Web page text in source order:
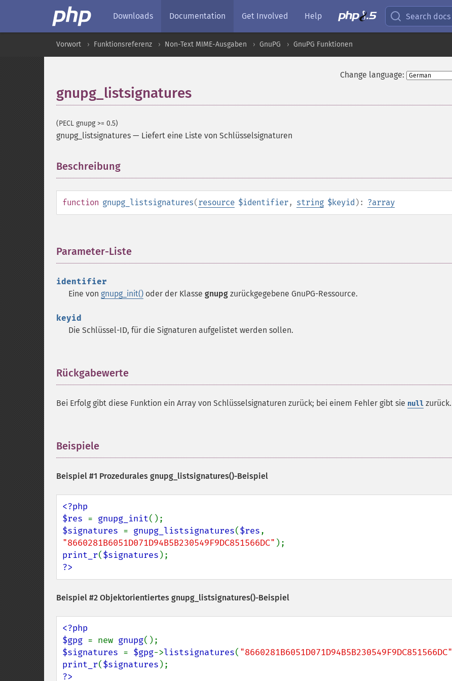
Downloads Documentation Get Involved Help Search docs
Vorwort Funktionsreferenz Non-Text MIME-Ausgaben GnuPG GnuPG Funktionen
Change language:
gnupg_listsignatures
(PECL gnupg >= 0.5)
gnupg_listsignatures — Liefert eine Liste von Schlüsselsignaturen
Beschreibung
function gnupg_listsignatures(resource $identifier, string $keyid ): ?array
Parameter-Liste
identifier
Eine von gnupg_init() oder der Klasse gnupg zurückgegebene GnuPG-Ressource.
keyid
Die Schlüssel-ID, für die Signaturen aufgelistet werden sollen.
Rückgabewerte
Bei Erfolg gibt diese Funktion ein Array von Schlüsselsignaturen zurück; bei einem Fehler gibt sie null zurück.
Beispiele
Beispiel #1 Prozedurales gnupg_listsignatures()-Beispiel
<?php
$res = gnupg_init
$signatures = gnupg_listsignatures($res
"8660281B6051D071D94B5B230549F9DC851566DC"
print_r($signatures
?>
Beispiel #2 Objektorientiertes gnupg_listsignatures()-Beispiel
<?php
$gpg = new gnupg
$signatures = $gpg->listsignatures( "8660281B6051D071D94B5B230549F9DC851566DC"
print_r($signatures
?>